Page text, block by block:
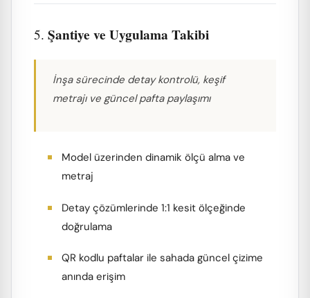
5. Şantiye ve Uygulama Takibi
İnşa sürecinde detay kontrolü, keşif
metrajı ve güncel pafta paylaşımı
Model üzerinden dinamik ölçü alma ve
metraj
Detay çözümlerinde 1:1 kesit ölçeğinde
doğrulama
QR kodlu paftalar ile sahada güncel çizime
anında erişim